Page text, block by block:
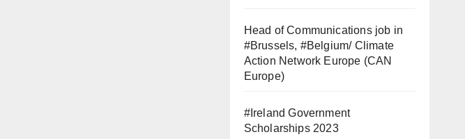
Head of Communications job in
#Brussels, #Belgium/ Climate
Action Network Europe (CAN
Europe)
#Ireland Government
Scholarships 2023